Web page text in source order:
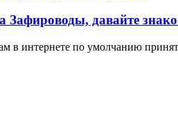
Зафироводы, давайте
в интернете по умолчанию